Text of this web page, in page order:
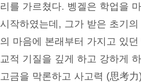
리를 가르쳤다. 벵겔은 학업을
시작하였는데, 그가 받은 초기
의 마음에 본래부터 가지고 있
교적 기질을 깊게 하고 강하게
고금을 막론하고 사고력 (思考